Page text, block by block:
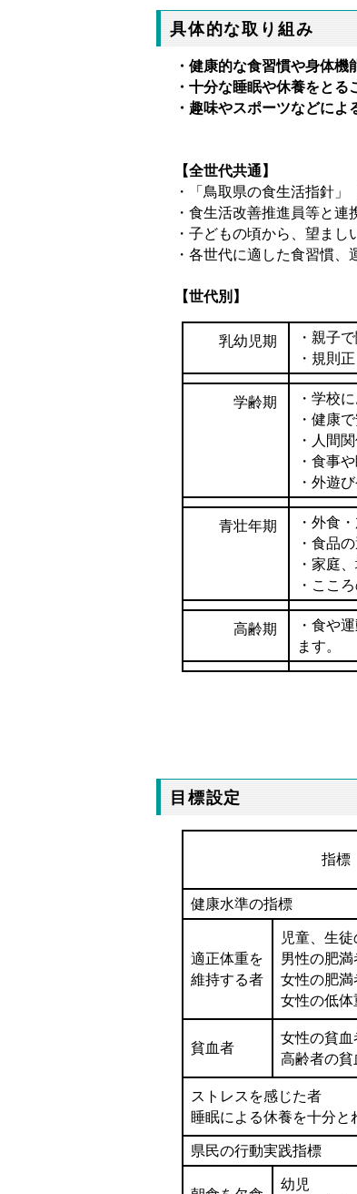
具体的な取り組み
・健康的な食習慣や身体機
・十分な睡眠や休養をとる
・趣味やスポーツなどによ
【全世代共通】
・「鳥取県の食生活指針
・食生活改善推進員等と連
・子どもの頃から、望ま
・各世代に適した食習慣
【世代別】
乳幼児期
・親子
・規則
学齢期
・学校
・健康
・人間
・食事
・外遊
青壮年期
・外食
・食品
・家庭
・ここ
高齢期
・食や
ます。
目標設定
指標
健康水準の指標
適正体重を
維持する者
児童、生
男性の肥
女性の肥
女性の低体
貧血者
女性の貧血
高齢者の
ストレスを感じた者
睡眠による休養を十分と
県民の行動実践指標
幼児